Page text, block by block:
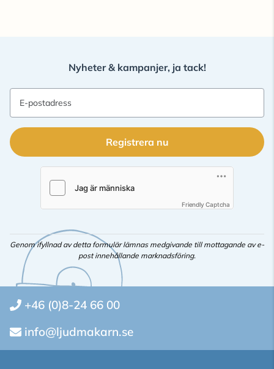
Nyheter & kampanjer, ja tack!
E-postadress
Registrera nu
Friendly Captcha
Genom ifyllnad av detta formulär lämnas medgivande till mottagande av e-
post innehållande marknadsföring.
+46 (0)8-24 66 00
info@ljudmakarn.se